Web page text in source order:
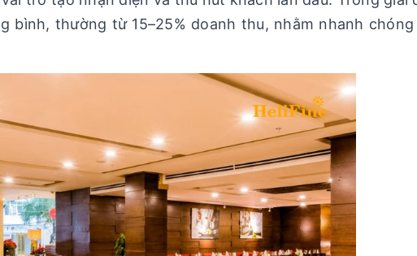
bình, thường từ 15–25% doanh thu, nhằm nhanh